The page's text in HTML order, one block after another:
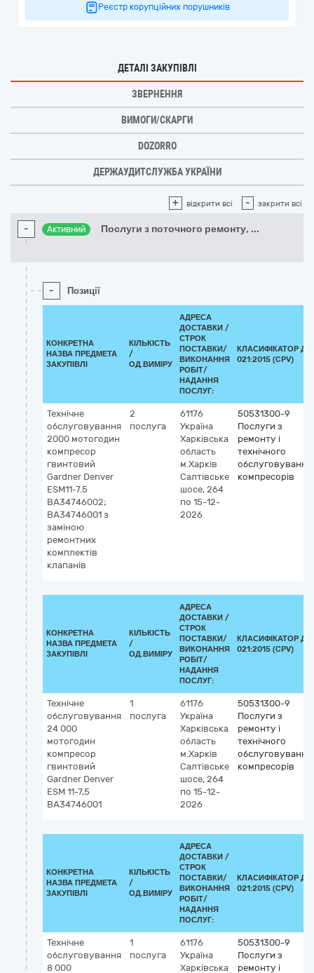
Реєстр корупційних порушників
ДЕТАЛІ ЗАКУПІВЛІ
ЗВЕРНЕННЯ
ВИМОГИ/СКАРГИ
DOZORRO
ДЕРЖАУДИТСЛУЖБА УКРАЇНИ
+ відкрити всі - закрити всі
- Активний Послуги з поточного ремонту, ...
- Позиції
КОНКРЕТНА
НАЗВА ПРЕДМЕТА
ЗАКУПІВЛІ
КІЛЬКІСТЬ
/
ОД.ВИМІРУ
АДРЕСА
ДОСТАВКИ /
СТРОК
ПОСТАВКИ/
ВИКОНАННЯ
РОБІТ/
НАДАННЯ
ПОСЛУГ:
КЛАСИФІКАТОР ДК
021:2015 (CPV)
Технічне
обслуговування
2000 мотогодин
компресор
гвинтовий
Gardner Denver
ESM11-7.5
BA34746002;
BA34746001 з
заміною
ремонтних
комплектів
клапанів
2
послуга
61176
Україна
Харківська
область
м.Харків
Салтівське
шосе, 264
по 15-12-
2026
50531300-9
Послуги з
ремонту і
технічного
обслуговування
компресорів
КОНКРЕТНА
НАЗВА ПРЕДМЕТА
ЗАКУПІВЛІ
КІЛЬКІСТЬ
/
ОД.ВИМІРУ
АДРЕСА
ДОСТАВКИ /
СТРОК
ПОСТАВКИ/
ВИКОНАННЯ
РОБІТ/
НАДАННЯ
ПОСЛУГ:
КЛАСИФІКАТОР ДК
021:2015 (CPV)
Технічне
обслуговування
24 000
мотогодин
компресор
гвинтовий
Gardner Denver
ESM 11-7,5
BA34746001
1
послуга
61176
Україна
Харківська
область
м.Харків
Салтівське
шосе, 264
по 15-12-
2026
50531300-9
Послуги з
ремонту і
технічного
обслуговування
компресорів
КОНКРЕТНА
НАЗВА ПРЕДМЕТА
ЗАКУПІВЛІ
КІЛЬКІСТЬ
/
ОД.ВИМІРУ
АДРЕСА
ДОСТАВКИ /
СТРОК
ПОСТАВКИ/
ВИКОНАННЯ
РОБІТ/
НАДАННЯ
ПОСЛУГ:
КЛАСИФІКАТОР ДК
021:2015 (CPV)
Технічне
обслуговування
8 000
1
послуга
61176
Україна
Харківська
50531300-9
Послуги з
ремонту і